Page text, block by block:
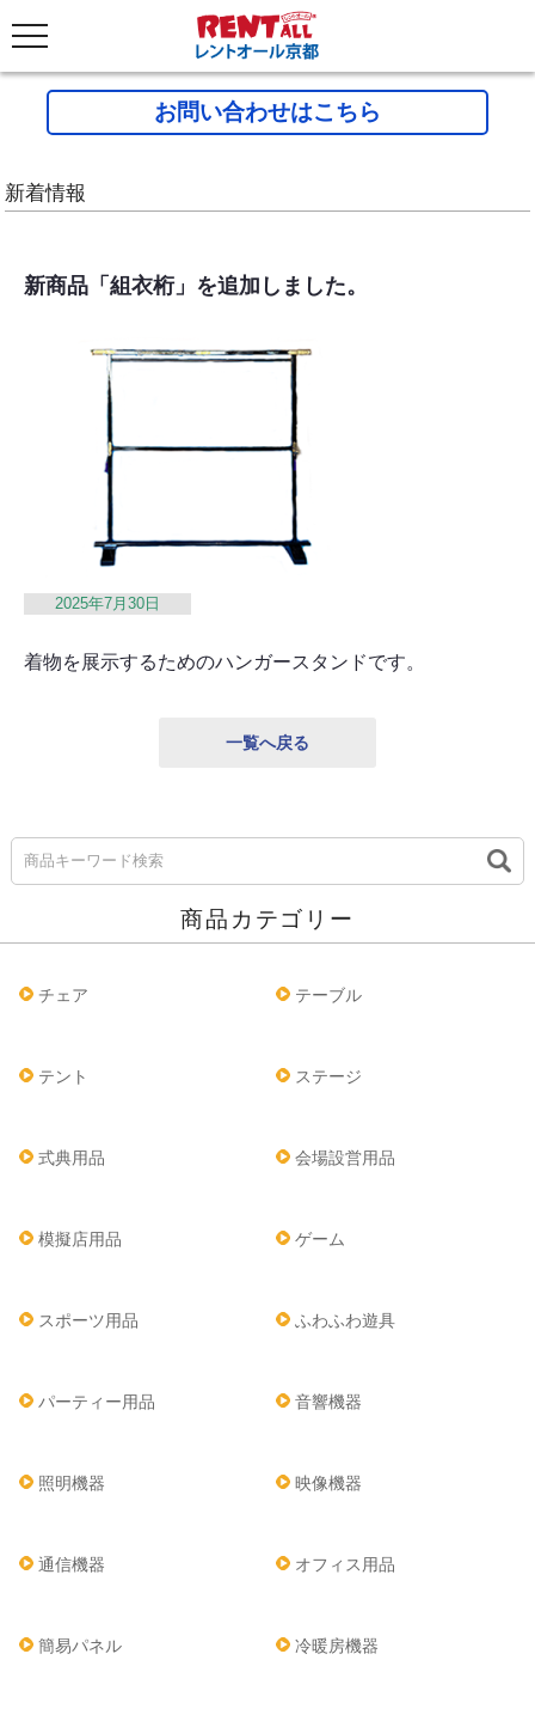
お問い合わせはこちら
商品カテゴリー
チェア テーブル
テント ステージ
式典用品 会場設営用品
模擬店用品 ゲーム
スポーツ用品 ふわふわ遊具
パーティー用品 音響機器
照明機器 映像機器
通信機器 オフィス用品
簡易パネル 冷暖房機器
新着情報
新商品「組衣桁」を追加しました。
2025年7月30日
着物を展示するためのハンガースタンドです。
一覧へ戻る